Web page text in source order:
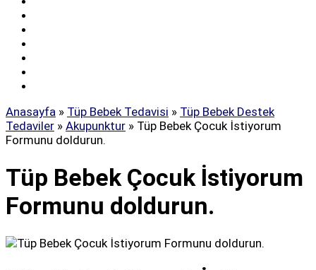
Anasayfa » Tüp Bebek Tedavisi » Tüp Bebek Destek
Tedaviler » Akupunktur » Tüp Bebek Çocuk İstiyorum
Formunu doldurun.
Tüp Bebek Çocuk İstiyorum
Formunu doldurun.